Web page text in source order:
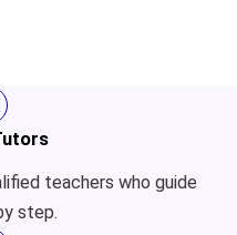
teachers who guide
step.